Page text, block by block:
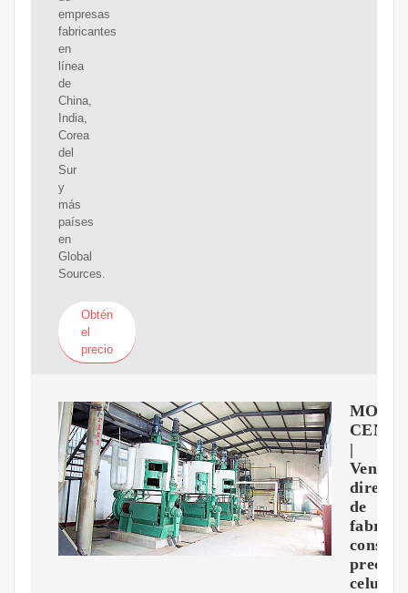
empresas
fabricantes
en
línea
de
China,
India,
Corea
del
Sur
y
más
países
en
Global
Sources.
Obtén
el
precio
|
Venta
directa
de
fabrica
precio
celu